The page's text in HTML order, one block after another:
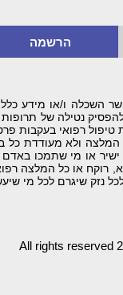
הרשמה
ו/או מידע כללי
נטילה של
טיפול רפואי
ולא מעודדת כל
ישיר או מי שתמכו
רוקח או כל המלצה
נזק שיגרם לכל מי